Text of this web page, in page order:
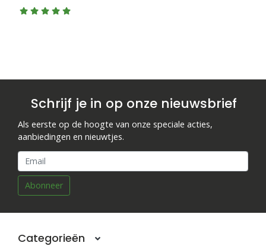
Schrijf je in op onze nieuwsbrief
Als eerste op de hoogte van onze speciale acties,
aanbiedingen en nieuwtjes.
Abonneer
Categorieën